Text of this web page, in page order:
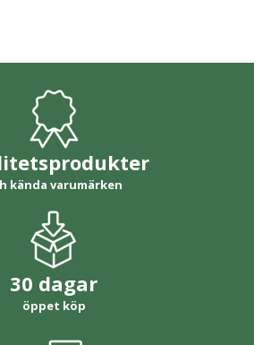
kända varumärken
30 dagar
öppet köp